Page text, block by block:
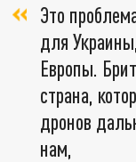
Это
для
Европы.
страна,
дронов
нам,